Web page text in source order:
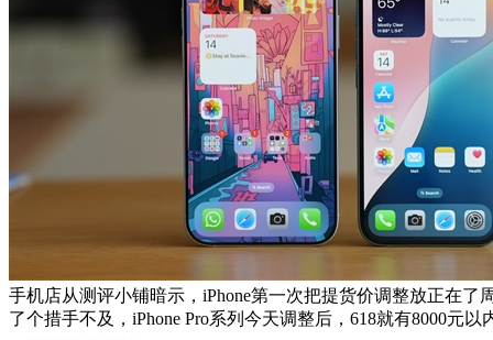
手机店从测评小铺暗示，iPhone第一次把提货价调整放正在了
了个措手不及，iPhone Pro系列今天调整后，618就有8000元以